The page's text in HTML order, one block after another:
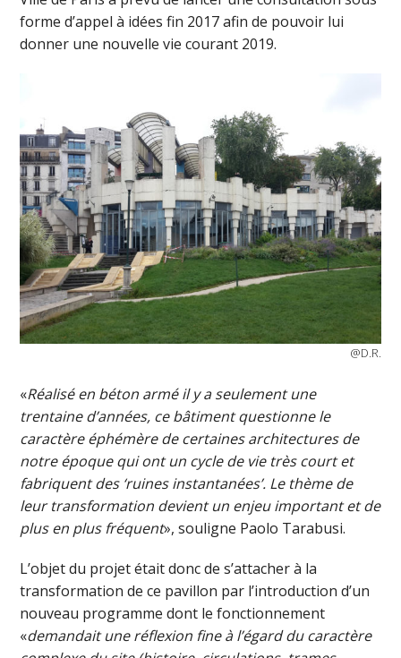
forme d’appel à idées fin 2017 afin de pouvoir lui
donner une nouvelle vie courant 2019.
@D.R.
«Réalisé en béton armé il y a seulement une
trentaine d’années, ce bâtiment questionne le
caractère éphémère de certaines architectures de
notre époque qui ont un cycle de vie très court et
fabriquent des ‘ruines instantanées’. Le thème de
leur transformation devient un enjeu important et de
plus en plus fréquent», souligne Paolo Tarabusi.
L’objet du projet était donc de s’attacher à la
transformation de ce pavillon par l’introduction d’un
nouveau programme dont le fonctionnement
«demandait une réflexion fine à l’égard du caractère